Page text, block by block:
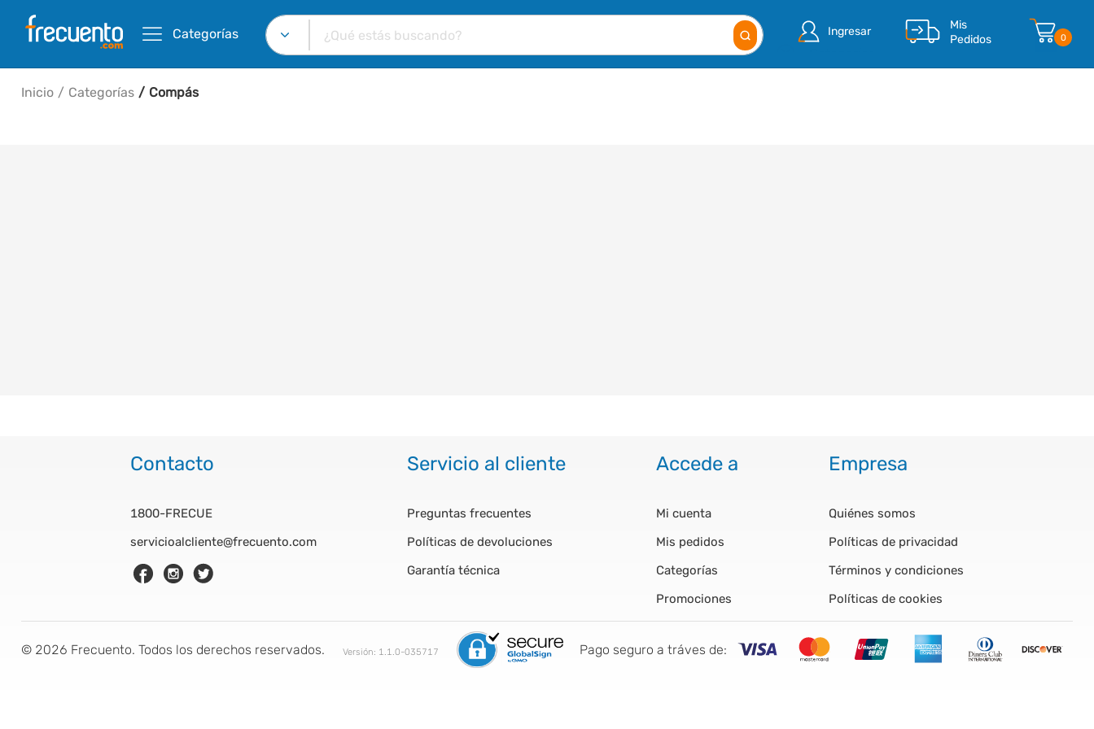
Categorías Ingresar
Mis
Pedidos
0
Inicio Categorías Compás
Contacto
1800-FRECUE
servicioalcliente@frecuento.com
Servicio al cliente
Preguntas frecuentes
Políticas de devoluciones
Garantía técnica
Accede a
Mi cuenta
Mis pedidos
Categorías
Promociones
Empresa
Quiénes somos
Políticas de privacidad
Términos y condiciones
Políticas de cookies
© 2026 Frecuento. Todos los derechos reservados. Versión: 1.1.0-035717 Pago seguro a tráves de: